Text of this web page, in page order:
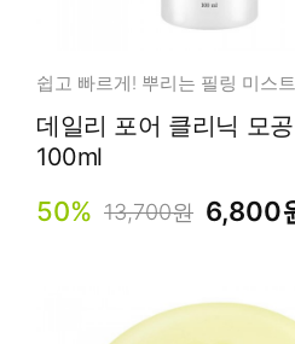
데일리 포어 클리닉 모
100ml
50% 13,700원 6,800